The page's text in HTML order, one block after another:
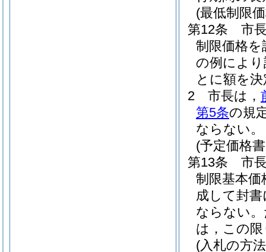
(最低制限
第12条
市
制限価格
の例によ
とに額を
2
市長は，
第5条の規
ならない。
(予定価格
第13条
市
制限基本価
成して封
ならない。
は，この
(入札の方